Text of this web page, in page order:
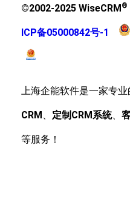
©2002-2025 WiseCRM®
ICP备05000842号-1
上海企能软件是一家专业
CRM、 定制CRM系统、
等服务！